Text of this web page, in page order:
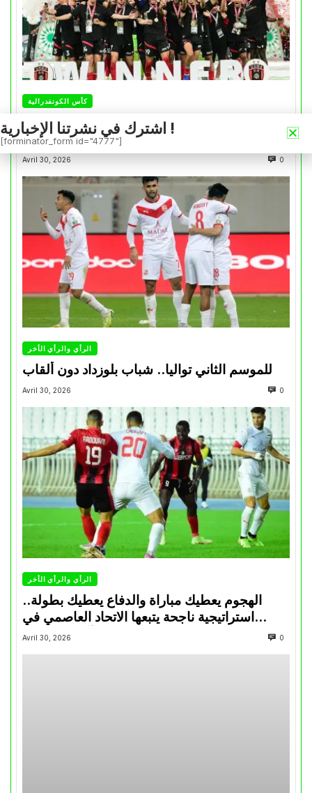
كأس الكونفدرالية
التتويج بالكأس.. دفعة معنوية لإتحاد العاصمة قبل
موقعة الزمالك في نهائي الكونفدرالية
Avril 30, 2026 0
الرأي والرأي الأخر
للموسم الثاني تواليا.. شباب بلوزداد دون ألقاب
Avril 30, 2026 0
الرأي والرأي الأخر
الهجوم يعطيك مباراة والدفاع يعطيك بطولة..
استراتيجية ناجحة يتبعها الاتحاد العاصمي في
تتويجاته آخر السنوات
Avril 30, 2026 0
اشترك في نشرتنا الإخبارية !
[forminator_form id="4777"]